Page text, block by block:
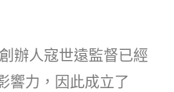
創辦人寇世遠監督已經
響力，因此成立了